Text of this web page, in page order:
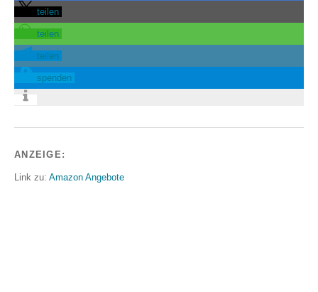
teilen
teilen
teilen
spenden
ANZEIGE:
Link zu: Amazon Angebote